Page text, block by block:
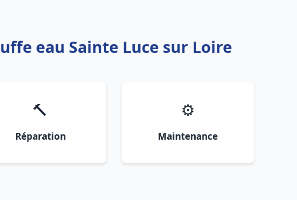
eau Sainte Luce sur Loire
🔨
Réparation
⚙️
Maintenance